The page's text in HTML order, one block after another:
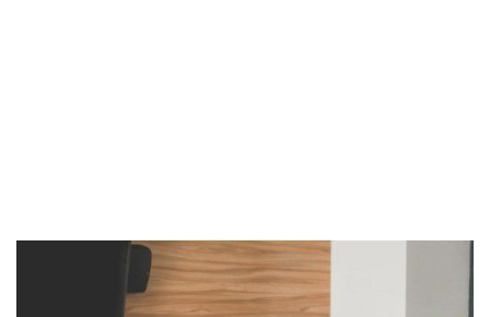
Imagen de portada